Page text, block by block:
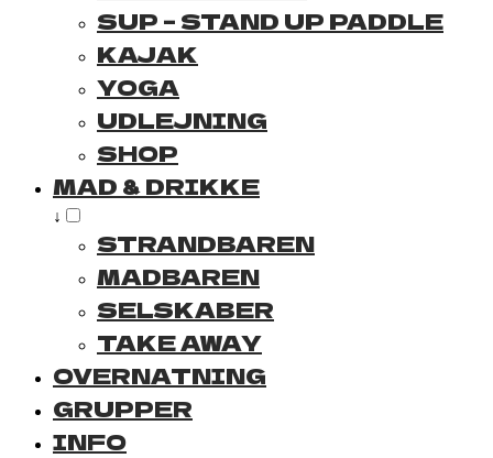
SUP – STAND UP PADDLE
KAJAK
YOGA
UDLEJNING
SHOP
MAD & DRIKKE
↓
STRANDBAREN
MADBAREN
SELSKABER
TAKE AWAY
OVERNATNING
GRUPPER
INFO